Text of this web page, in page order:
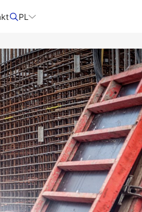
PL